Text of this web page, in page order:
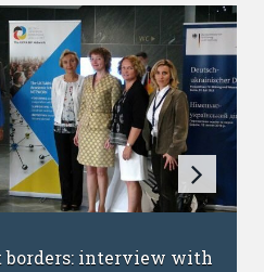
interview with